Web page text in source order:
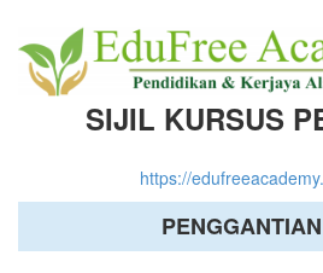
SIJIL KURSUS
https://